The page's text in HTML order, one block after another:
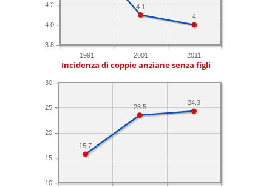
1991 2001 2011
3.8
4.0
4.2
4
4.1
Incidenza di coppie anziane senza figli
10
15
20
25
30
24.3
23.5
15.7